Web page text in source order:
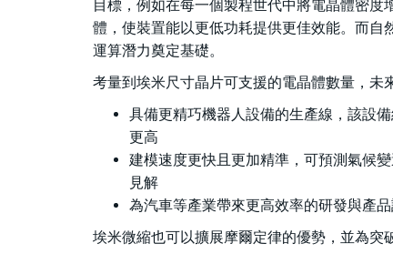
目標，例如在每一個製程世代中將電晶體密
體，使裝置能以更低功耗提供更佳效能。而自
運算潛力奠定基礎。
考量到埃米尺寸晶片可支援的電晶體數量，未
具備更精巧機器人設備的生產線，該設
更高
建模速度更快且更加精準，可預測氣候
見解
為汽車等產業帶來更高效率的研發與產
埃米微縮也可以擴展摩爾定律的優勢，並為突